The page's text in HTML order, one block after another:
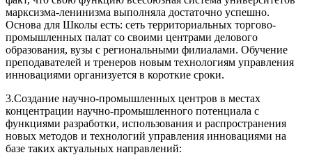
марксизма-ленинизма выполняла достаточно успешно.
Основа для Школы есть: сеть территориальных торгово-
промышленных палат со своими центрами делового
образования, вузы с региональными филиалами. Обучение
преподавателей и тренеров новым технологиям управления
инновациями организуется в короткие сроки.
3.Создание научно-промышленных центров в местах
концентрации научно-промышленного потенциала с
функциями разработки, использования и распространения
новых методов и технологий управления инновациями на
базе таких актуальных направлений: